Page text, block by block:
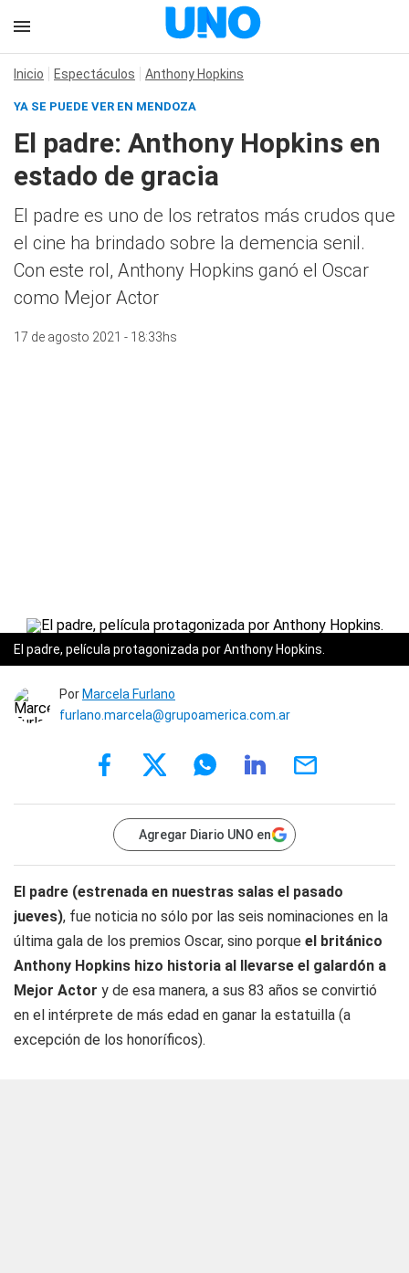
Inicio Espectáculos Anthony Hopkins
YA SE PUEDE VER EN MENDOZA
El padre: Anthony Hopkins en
estado de gracia
El padre es uno de los retratos más crudos que
el cine ha brindado sobre la demencia senil.
Con este rol, Anthony Hopkins ganó el Oscar
como Mejor Actor
17 de agosto 2021 - 18:33hs
El padre, película protagonizada por Anthony Hopkins.
Por Marcela Furlano
furlano.marcela@grupoamerica.com.ar
Agregar Diario UNO en
El padre (estrenada en nuestras salas el pasado
jueves), fue noticia no sólo por las seis nominaciones en la
última gala de los premios Oscar, sino porque el británico
Anthony Hopkins hizo historia al llevarse el galardón a
Mejor Actor y de esa manera, a sus 83 años se convirtió
en el intérprete de más edad en ganar la estatuilla (a
excepción de los honoríficos).